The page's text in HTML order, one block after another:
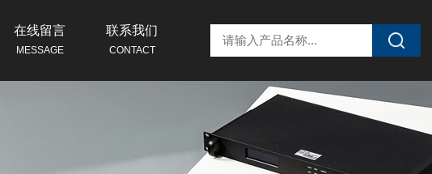
在线留言
MESSAGE
联系我们
CONTACT